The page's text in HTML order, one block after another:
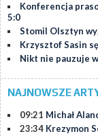
Konferencja
5:0
Stomil Olsztyn
Krzysztof Sasin
Nikt nie pauzuje
NAJNOWSZE
09:21 Michał
23:34 Krezymon